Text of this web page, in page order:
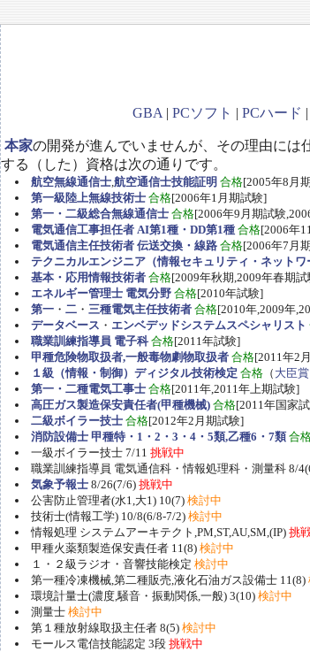
GBA | PCソフト | PCハード |
本家の開発が進んでいませんが、その理由には
する（した）資格は次の通りです。
航空無線通信士,航空通信士技能証明 合格[2005年8月
第一級陸上無線技術士 合格[2006年1月期試験]
第一・二級総合無線通信士 合格[2006年9月期試験
電気通信工事担任者 AI第1種・DD第1種 合格[2006年
電気通信主任技術者 伝送交換・線路 合格[2006年7月
テクニカルエンジニア（情報セキュリティ・ネットワ
基本・応用情報技術者 合格[2009年秋期,2009年春期
エネルギー管理士 電気分野 合格[2010年試験]
第一 ・ 二 ・ 三種電気主任技術者 合格[2010年,2009年
データベース ・ エンベデッドシステムスペシャリスト
職業訓練指導員 電子科 合格[2011年試験]
甲種危険物取扱者,一般毒物劇物取扱者 合格[2011年2
１級（情報・制御）ディジタル技術検定 合格 （ 大臣
第一・二種電気工事士 合格[2011年,2011年上期試験]
高圧ガス製造保安責任者(甲種機械) 合格[2011年国家
二級ボイラー技士 合格[2012年2月期試験]
消防設備士 甲種特・1・2・3・4・5類,乙種6・7類 合
一級ボイラー技士 7/11 挑戦中
職業訓練指導員 電気通信科・情報処理科・測量科 8/
気象予報士 8/26(7/6) 挑戦中
公害防止管理者(水1,大1) 10(7) 検討中
技術士(情報工学) 10/8(6/8-7/2) 検討中
情報処理 システムアーキテクト,PM,ST,AU,SM,(IP) 挑
甲種火薬類製造保安責任者 11(8) 検討中
１・２級ラジオ・音響技能検定 検討中
第一種冷凍機械,第二種販売,液化石油ガス設備士 11(8)
環境計量士(濃度,騒音・振動関係,一般) 3(10) 検討中
測量士 検討中
第１種放射線取扱主任者 8(5) 検討中
モールス電信技能認定 3段 挑戦中